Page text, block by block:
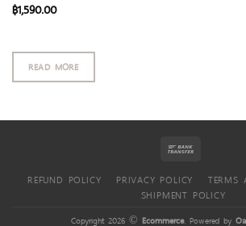
฿1,590.00
READ MORE
REFUND POLICY PRIVACY POLICY
TERMS
SHIPMENT POLICY
Copyright 2026 © Ecommerce. Powered by